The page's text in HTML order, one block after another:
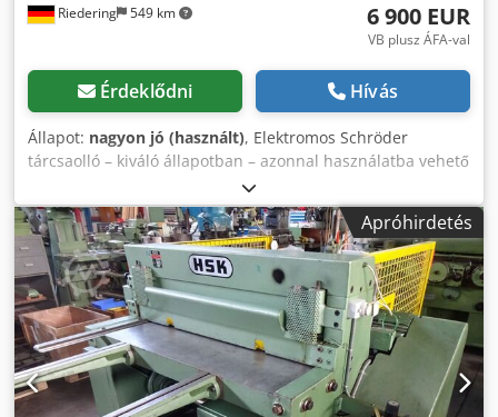
Riedering 549 km 6 900 EUR
VB plusz ÁFA-val
Érdeklődni Hívás
Állapot: nagyon jó (használt), Elektromos Schröder
tárcsaolló – kiváló állapotban – azonnal használatba vehető
– értéktartó Eladásra kínálunk egy Schröder tárcsaollót kézi
mélységállítóval, jó műszaki és esztétikai állapotban. 2x4
mm. • Az áron belüli rakodás is megoldható. Eladás: • A
gép nettó ára • Rendelkezésére áll egy hivatalos számla,
melyen a hozzá tartozó áfa szerepel. • Szállítás vagy
futárszolgálat is lehetséges (kérésre). • Megtekintés
előzetes egyeztetés alapján lehetséges. Kérjük, vegye
figyelembe: Dcedszq Rwljpfx Ad Rek Érdeklődése esetén
kérjük, telefonon vegye fel a kapcsolatot. Telefon:
Apróhirdetés